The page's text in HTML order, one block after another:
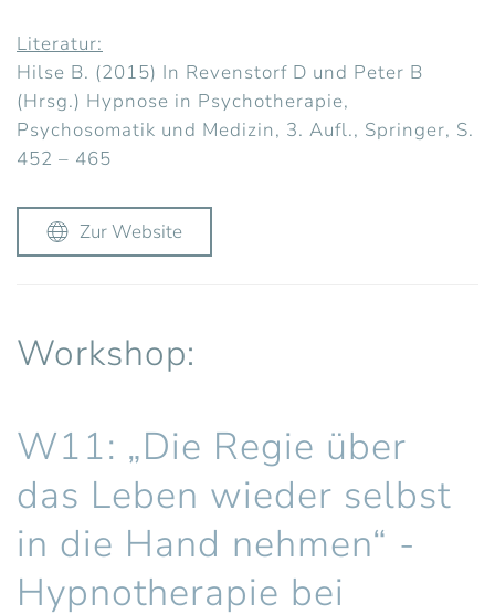
Literatur:
Hilse B. (2015) In Revenstorf D und Peter B
(Hrsg.) Hypnose in Psychotherapie,
Psychosomatik und Medizin, 3. Aufl., Springer, S.
452 – 465
Zur Website
Workshop:
W11: „Die Regie über
das Leben wieder selbst
in die Hand nehmen“ -
Hypnotherapie bei